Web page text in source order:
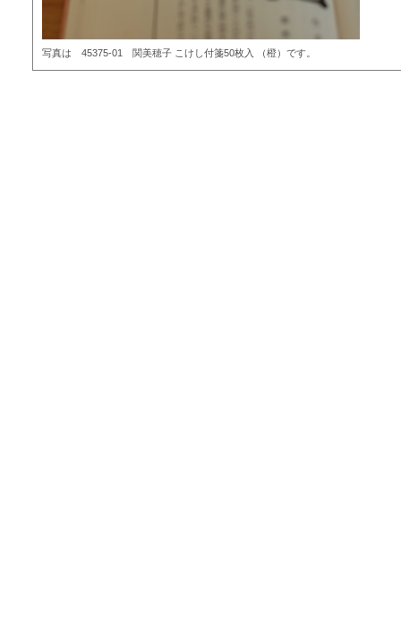
写真は 45375-01 関美穂子 こけし付箋50枚入 （橙）です。